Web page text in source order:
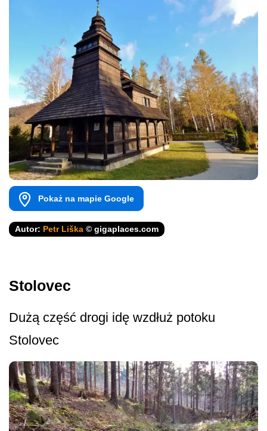
Pokaż na mapie Google
Autor: Petr Liška © gigaplaces.com
Stolovec
Dużą część drogi idę wzdłuż potoku
Stolovec